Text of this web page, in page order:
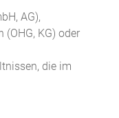
AG),
KG) oder
die im